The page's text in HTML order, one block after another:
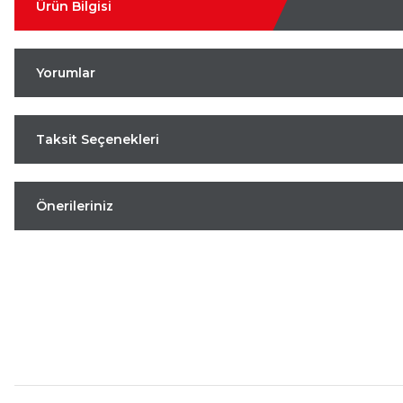
Ürün Bilgisi
Yorumlar
Taksit Seçenekleri
Önerileriniz